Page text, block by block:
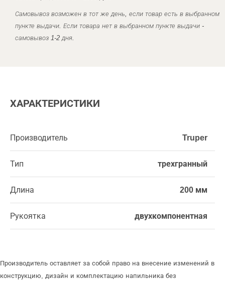
Самовывоз возможен в тот же день, если товар есть в выбранном
пункте выдачи. Если товара нет в выбранном пункте выдачи -
самовывоз 1-2 дня.
ХАРАКТЕРИСТИКИ
Производитель Truper
Тип трехгранный
Длина 200 мм
Рукоятка двухкомпонентная
Производитель оставляет за собой право на внесение изменений в
конструкцию, дизайн и комплектацию напильника без